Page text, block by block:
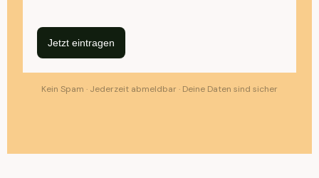
Jetzt eintragen
Kein Spam · Jederzeit abmeldbar · Deine Daten sind sicher